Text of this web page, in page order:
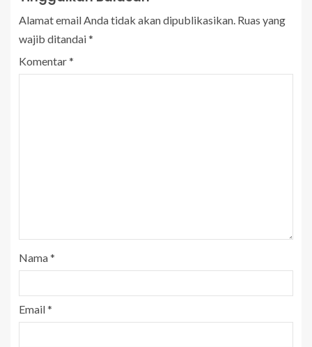
Alamat email Anda tidak akan dipublikasikan. Ruas yang
wajib ditandai*
Komentar*
Nama*
Email*